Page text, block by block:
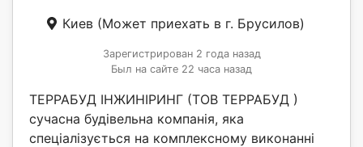
Киев (Может приехать в г. Брусилов)
Зарегистрирован 2 года назад
Был на сайте 22 часа назад
ТЕРРАБУД ІНЖИНІРИНГ (ТОВ ТЕРРАБУД )
сучасна будівельна компанія, яка
спеціалізується на комплексному виконанні